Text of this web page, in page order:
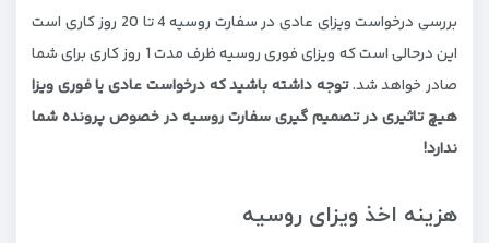
بررسی درخواست ویزای عادی در سفارت روسیه 4 تا 20 روز کاری است
این درحالی است که ویزای فوری روسیه ظرف مدت 1 روز کاری برای شما
صادر خواهد شد.توجه داشته باشید که درخواست عادی یا فوری ویزا
هیچ تاثیری در تصمیم گیری سفارت روسیه در خصوص پرونده شما
ندارد!
هزینه اخذ ویزای روسیه